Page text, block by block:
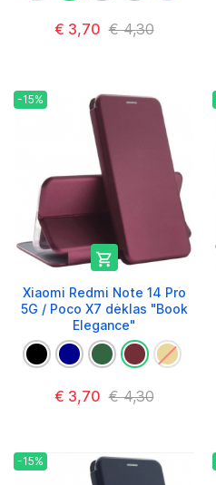
€ 3,70 € 4,30
-15%

Xiaomi Redmi Note 14 Pro
5G / Poco X7 dėklas "Book
Elegance"
€ 3,70 € 4,30
-15%